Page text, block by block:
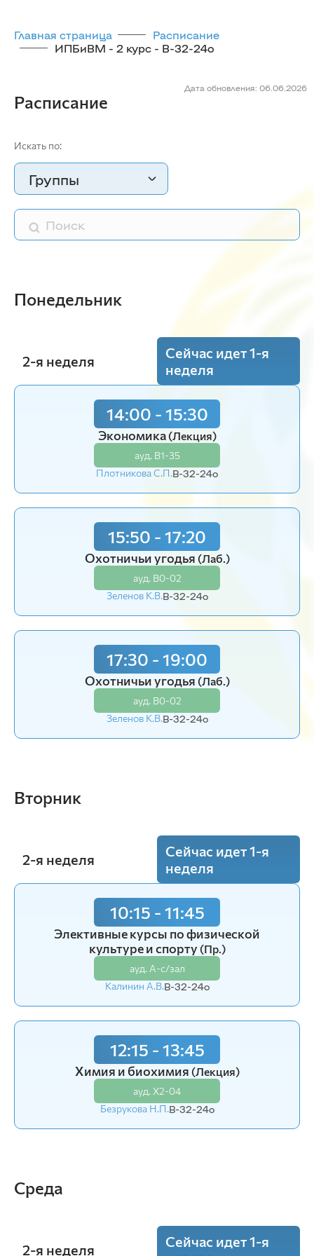
Главная страница
Расписание
ИПБиВМ - 2 курс - В-32-24o
Дата обновления: 06.06.2026
Расписание
Искать по:
Группы
Понедельник
2-я неделя
Сейчас идет 1-я
неделя
14:00 - 15:30
Экономика(Лекция)
ауд. В1-35
Плотникова С.П.В-32-24o
15:50 - 17:20
Охотничьи угодья (Лаб.)
ауд. В0-02
Зеленов К.В.В-32-24o
17:30 - 19:00
Охотничьи угодья (Лаб.)
ауд. В0-02
Зеленов К.В.В-32-24o
12:15 - 13:45
Латинский язык(Лаб.)
ауд. В1-05
Бойченко Н.Б.В-32-24o
14:00 - 15:30
Латинский язык(Лаб.)
ауд. В1-05
Бойченко Н.Б.В-32-24o
15:50 - 17:20
Элективные курсы по физической
культуре и спорту
(Пр.)
ауд. А-с/зал
Вторник
2-я неделя
Сейчас идет 1-я
неделя
10:15 - 11:45
Элективные курсы по физической
культуре и спорту (Пр.)
ауд. А-с/зал
Калинин А.В.В-32-24o
12:15 - 13:45
Химия и биохимия (Лекция)
ауд. Х2-04
Безрукова Н.П.В-32-24o
8:30 - 10:00
Охотничьи угодья(Лекция)
ауд. В0-02
Беленюк Н.Н.В-32-24o
10:15 - 11:45
Охотничьи угодья(Лекция)
ауд. В0-02
Беленюк Н.Н.В-32-24o
Среда
2-я неделя
Сейчас идет 1-я